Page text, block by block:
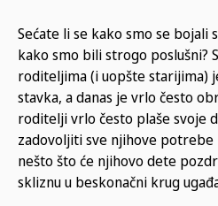
Sećate li se kako smo se bojali
kako smo bili strogo poslušni?
roditeljima (i uopšte starijima)
stavka, a danas je vrlo često
roditelji vrlo često plaše svoje
zadovoljiti sve njihove potrebe
nešto što će njihovo dete
skliznu u beskonačni krug